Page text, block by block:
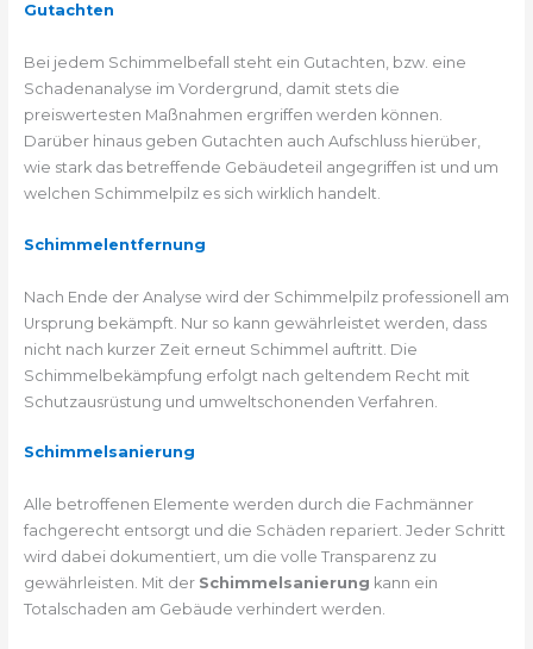
Gutachten
Bei jedem Schimmelbefall steht ein Gutachten, bzw. eine
Schadenanalyse im Vordergrund, damit stets die
preiswertesten Maßnahmen ergriffen werden können.
Darüber hinaus geben Gutachten auch Aufschluss hierüber,
wie stark das betreffende Gebäudeteil angegriffen ist und um
welchen Schimmelpilz es sich wirklich handelt.
Schimmelentfernung
Nach Ende der Analyse wird der Schimmelpilz professionell am
Ursprung bekämpft. Nur so kann gewährleistet werden, dass
nicht nach kurzer Zeit erneut Schimmel auftritt. Die
Schimmelbekämpfung erfolgt nach geltendem Recht mit
Schutzausrüstung und umweltschonenden Verfahren.
Schimmelsanierung
Alle betroffenen Elemente werden durch die Fachmänner
fachgerecht entsorgt und die Schäden repariert. Jeder Schritt
wird dabei dokumentiert, um die volle Transparenz zu
gewährleisten. Mit der Schimmelsanierung kann ein
Totalschaden am Gebäude verhindert werden.